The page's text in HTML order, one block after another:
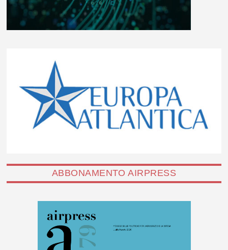
ABBONAMENTO AIRPRESS